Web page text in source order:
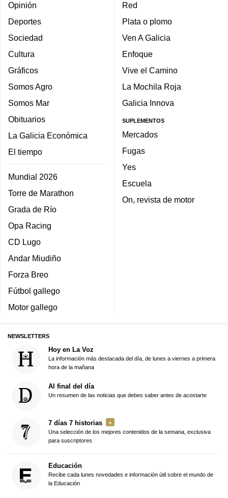
Opinión
Deportes
Sociedad
Cultura
Gráficos
Somos Agro
Somos Mar
Obituarios
La Galicia Económica
El tiempo
Mundial 2026
Torre de Marathon
Grada de Río
Opa Racing
CD Lugo
Andar Miudiño
Forza Breo
Fútbol gallego
Motor gallego
Red
Plata o plomo
Ven A Galicia
Enfoque
Vive el Camino
La Mochila Roja
Galicia Innova
SUPLEMENTOS
Mercados
Fugas
Yes
Escuela
On, revista de motor
NEWSLETTERS
Hoy en La Voz
La información más destacada del día, de lunes a viernes a primera
hora de la mañana
Al final del día
Un resumen de las noticias que debes saber antes de acostarte
7 días 7 historias
Una selección de los mejores contenidos de la semana, exclusiva
para suscriptores
Educación
Recibe cada lunes novedades e información útil sobre el mundo de
la Educación